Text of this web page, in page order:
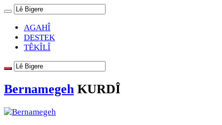
AGAHÎ
DESTEK
TÊKÎLÎ
Bernamegeh KURDÎ